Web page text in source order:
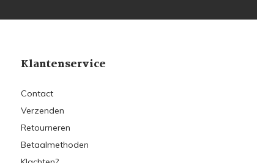
Klantenservice
Contact
Verzenden
Retourneren
Betaalmethoden